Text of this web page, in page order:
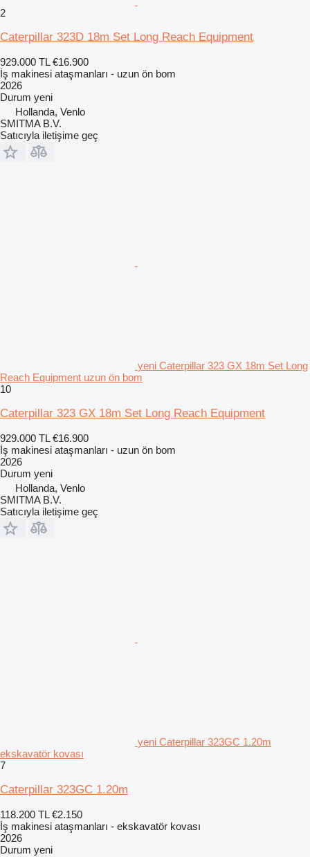
2
Caterpillar 323D 18m Set Long Reach Equipment
929.000 TL €16.900
İş makinesi ataşmanları - uzun ön bom
2026
Durum yeni
Hollanda, Venlo
SMITMA B.V.
Satıcıyla iletişime geç
yeni Caterpillar 323 GX 18m Set Long
Reach Equipment uzun ön bom
10
Caterpillar 323 GX 18m Set Long Reach Equipment
929.000 TL €16.900
İş makinesi ataşmanları - uzun ön bom
2026
Durum yeni
Hollanda, Venlo
SMITMA B.V.
Satıcıyla iletişime geç
yeni Caterpillar 323GC 1.20m
ekskavatör kovası
7
Caterpillar 323GC 1.20m
118.200 TL €2.150
İş makinesi ataşmanları - ekskavatör kovası
2026
Durum yeni